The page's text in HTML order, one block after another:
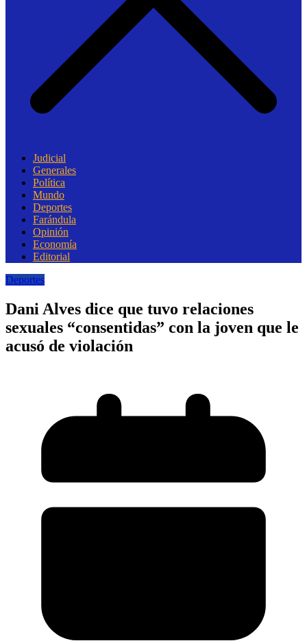
Judicial
Generales
Política
Mundo
Deportes
Farándula
Opinión
Economía
Editorial
Deportes
Dani Alves dice que tuvo relaciones
sexuales “consentidas” con la joven que le
acusó de violación